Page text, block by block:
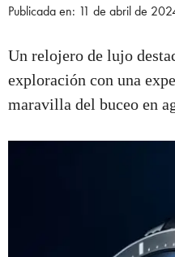
Publicada en: 11 de abril de
Un relojero de lujo
exploración con una
maravilla del buceo en